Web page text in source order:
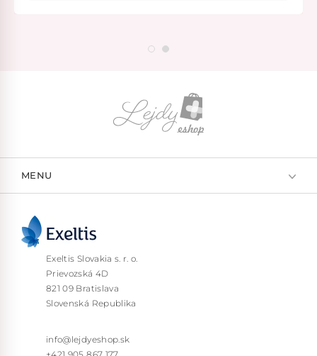
MENU
Exeltis Slovakia s. r. o.
Prievozská 4D
821 09 Bratislava
Slovenská Republika
info@lejdyeshop.sk